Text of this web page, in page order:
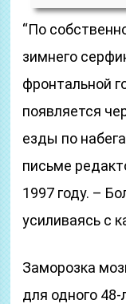
“По
зимнего
фронтальной
появляется
езды по
письме
1997 году. –
усиливаясь с
Заморозка
для одного